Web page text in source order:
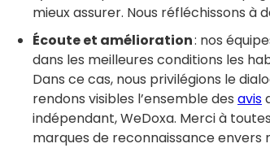
mieux assurer. Nous réfléchissons à
Écoute et amélioration: nos
dans les meilleures conditions les
Dans ce cas, nous privilégions le
rendons visibles l’ensemble des avis
indépendant, WeDoxa. Merci à
marques de reconnaissance envers